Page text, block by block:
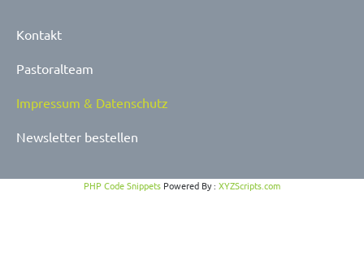
Kontakt
Pastoralteam
Impressum & Datenschutz
Newsletter bestellen
PHP Code Snippets Powered By : XYZScripts.com